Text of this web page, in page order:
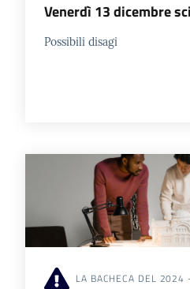
Venerdì 13 dicembre
Possibili disagi
LA BACHECA DEL 2024